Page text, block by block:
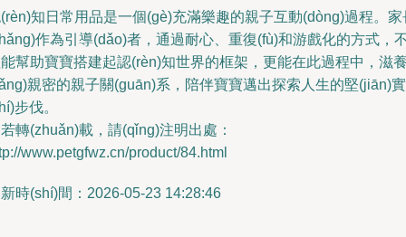
知日常用品是一個(gè)充滿樂趣的親子互動(dòng)過程。家
作為引導(dǎo)者，通過耐心、重復(fù)和游戲化的方式，
幫助寶寶搭建起認(rèn)知世界的框架，更能在此過程中，滋
親密的親子關(guān)系，陪伴寶寶邁出探索人生的堅(jiān)實
步伐。
轉(zhuǎn)載，請(qǐng)注明出處：
www.petgfwz.cn/product/84.html
時(shí)間：2026-05-23 14:28:46